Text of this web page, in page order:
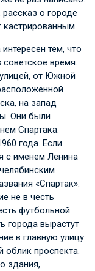
о городе
кастрированным.
тем, что
время.
от Южной
на запад
Они были
Спартака.
года. Если
с именем Ленина
«Спартак».
не в честь
футбольной
города вырастут
в главную улицу
облик проспекта.
здания,